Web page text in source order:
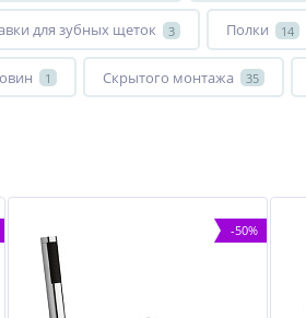
для зубных щеток 3 Полки 14
1 Скрытого монтажа 35
-50%